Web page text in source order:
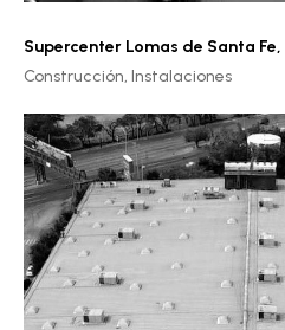
Supercenter Lomas de Santa Fe,
Construcción, Instalaciones